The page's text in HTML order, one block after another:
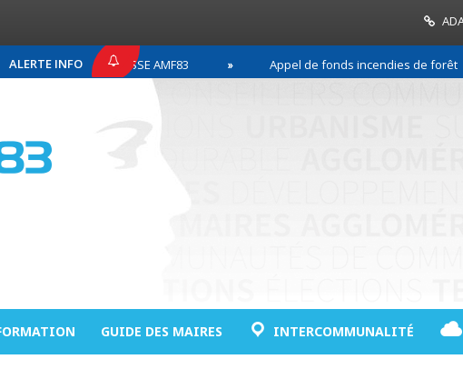
ALERTE INFODE PRESSE AMF83 Appel de fonds incendies de forêt
GUIDE DES MAIRES INTERCOMMUNALITÉ